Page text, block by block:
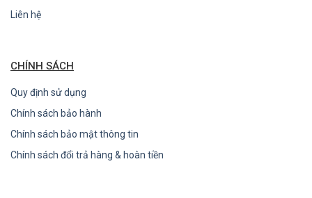
Liên hệ
CHÍNH SÁCH
Quy định sử dụng
Chính sách bảo hành
Chính sách bảo mật thông tin
Chính sách đổi trả hàng & hoàn tiền